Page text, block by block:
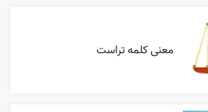
معنی کلمه تراست